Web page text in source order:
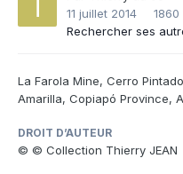
11 juillet 2014
1860
Rechercher ses
La Farola Mine, Cerro
Amarilla, Copiapó Province,
DROIT D’AUTEUR
© © Collection Thierry JEAN